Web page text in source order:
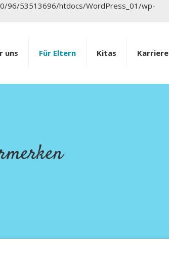
96/53513696/htdocs/WordPress_01/wp-
uns Für Eltern Kitas Karriere